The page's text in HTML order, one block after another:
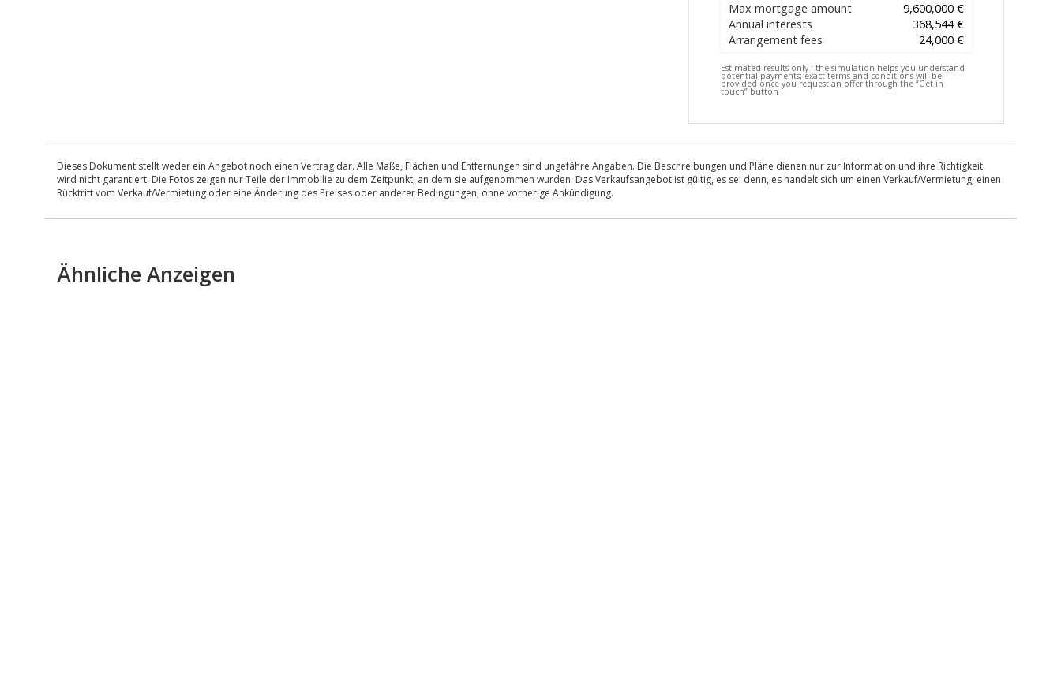
Max mortgage amount
9,600,000 €
Annual interests
368,544 €
Arrangement fees
24,000 €
Estimated results only : the simulation helps you understand
potential payments; exact terms and conditions will be
provided once you request an offer through the “Get in
touch” button
Dieses Dokument stellt weder ein Angebot noch einen Vertrag dar. Alle Maße, Flächen und Entfernungen sind ungefähre Angaben. Die Beschreibungen und Pläne dienen nur zur Information und ihre Richtigkeit
wird nicht garantiert. Die Fotos zeigen nur Teile der Immobilie zu dem Zeitpunkt, an dem sie aufgenommen wurden. Das Verkaufsangebot ist gültig, es sei denn, es handelt sich um einen Verkauf/Vermietung, einen
Rücktritt vom Verkauf/Vermietung oder eine Änderung des Preises oder anderer Bedingungen, ohne vorherige Ankündigung.
Ähnliche Anzeigen